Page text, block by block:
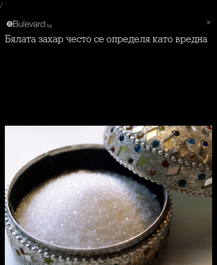
/
Бялата захар често се определя като вредна